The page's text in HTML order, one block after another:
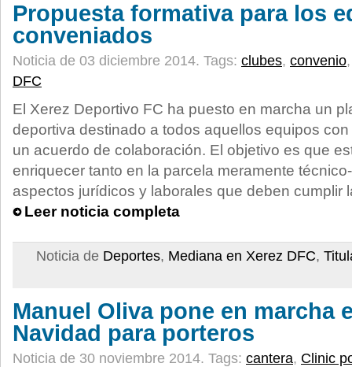
Propuesta formativa para los
conveniados
Noticia de 03 diciembre 2014. Tags: clubes, convenio
DFC
El Xerez Deportivo FC ha puesto en marcha un
deportiva destinado a todos aquellos equipos
un acuerdo de colaboración. El objetivo es que
enriquecer tanto en la parcela meramente
aspectos jurídicos y laborales que deben cumplir
Leer noticia completa
Noticia de Deportes, Mediana en Xerez DFC,
Manuel Oliva pone en marcha
Navidad para porteros
Noticia de 30 noviembre 2014. Tags: cantera, Clinic